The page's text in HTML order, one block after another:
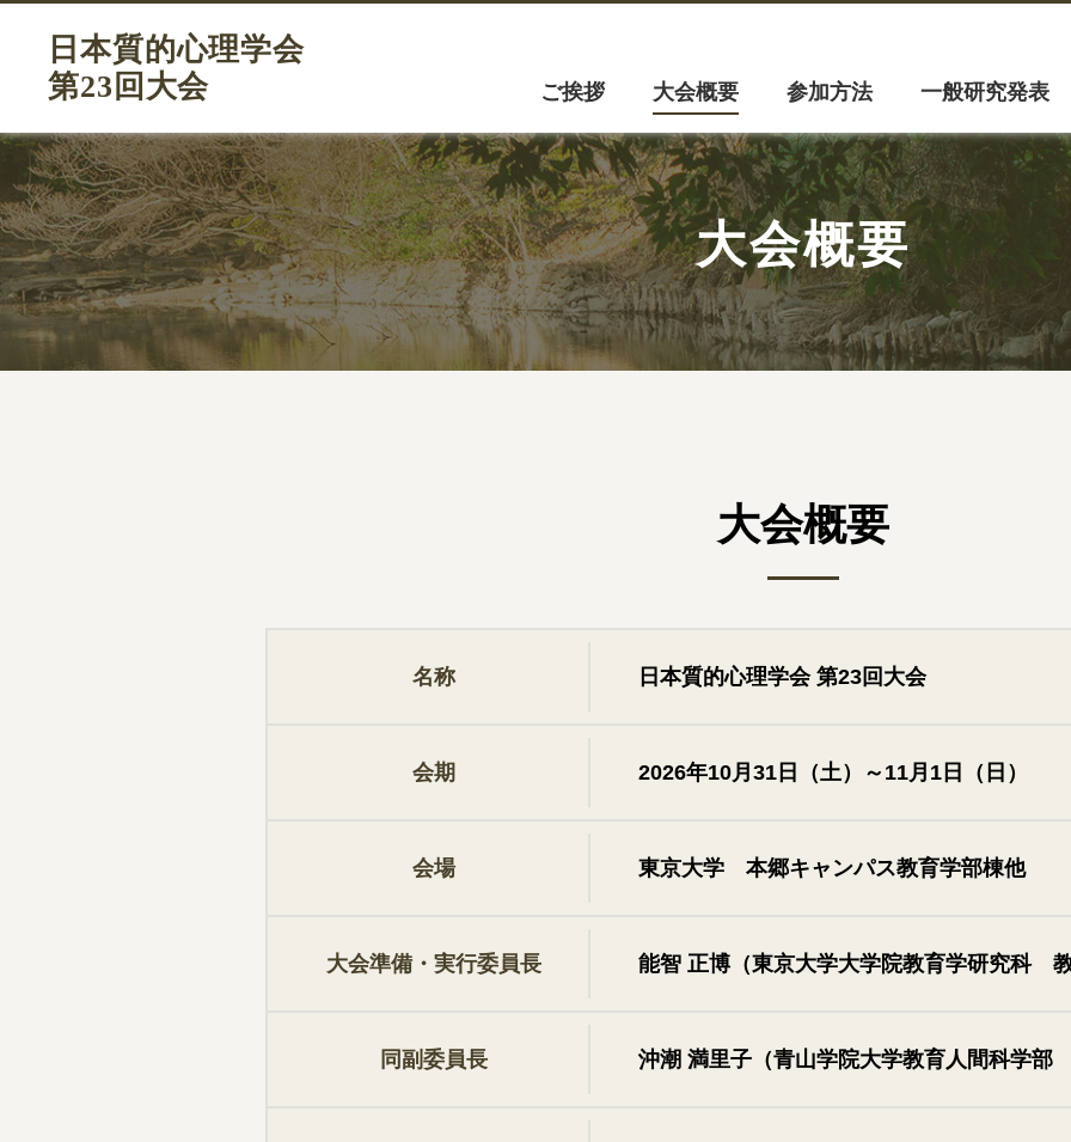
日本質的心理学会
第23回大会
ご挨拶 大会概要 参加方法 一般研究発表
大会概要
大会概要
名称 日本質的心理学会 第23回大会
会期 2026年10月31日（土）～11月1日（日）
会場 東京大学 本郷キャンパス教育学部棟他
大会準備・実⾏委員⻑ 能智 正博（東京⼤学⼤学院教育学研究科 教
同副委員⻑ 沖潮 満里子（青山学院大学教育人間科学部